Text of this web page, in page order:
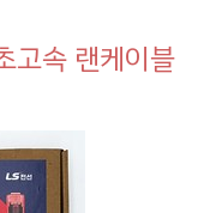
고속 랜케이블